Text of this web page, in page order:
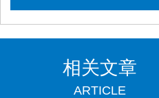
相关文章
ARTICLE